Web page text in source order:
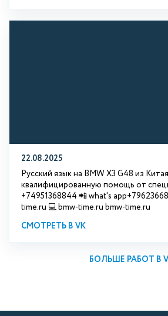
22.08.2025
Русский язык на BMW X3 G48 из
квалифицированную помощь от
+74951368844 📲 what's
time.ru 💻 bmw-time.ru bmw-time.ru
СМОТРЕТЬ В VK
БОЛЬШЕ РАБОТ В